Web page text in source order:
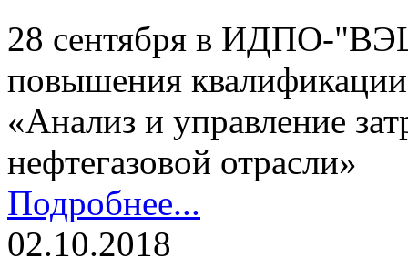
28 сентября в ИДПО-
повышения
«Анализ и управление
нефтегазовой отрасли»
Подробнее...
02.10.2018